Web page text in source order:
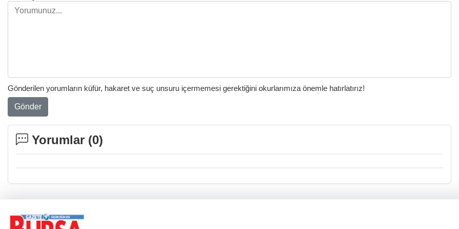
Gönderilen yorumların küfür, hakaret ve suç unsuru içermemesi gerektiğini okurlarımıza önemle hatırlatırız!
Gönder
Yorumlar (0)